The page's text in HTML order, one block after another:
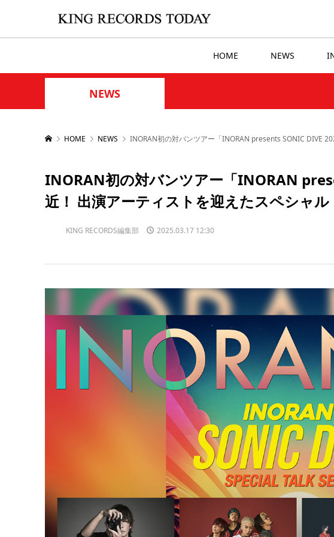
HOME NEWS
NEWS
HOME NEWS INORAN初の対バンツアー「INORAN presents SONIC DIVE
INORAN初の対バンツアー「INORAN
近！ 出演アーティストを迎えたスペシャル
KING RECORDS編集部 2025.03.17 12:30